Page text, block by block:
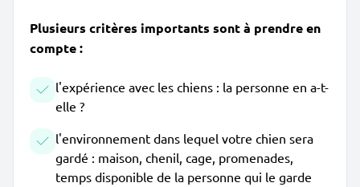
Plusieurs critères importants sont à prendre en
compte :
l'expérience avec les chiens : la personne en a-t-
elle ?
l'environnement dans lequel votre chien sera
gardé : maison, chenil, cage, promenades,
temps disponible de la personne qui le garde